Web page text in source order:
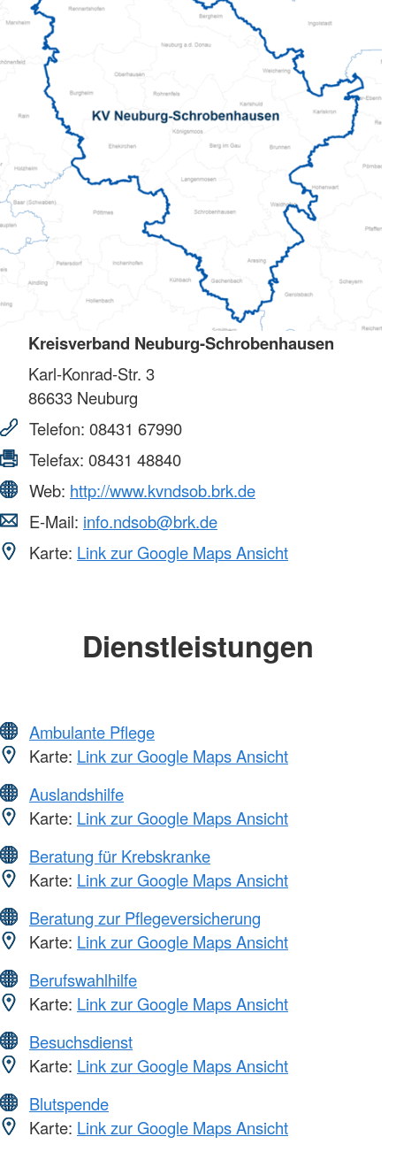
Kreisverband Neuburg-Schrobenhausen
Karl-Konrad-Str. 3
86633 Neuburg
Telefon: 08431 67990
Telefax: 08431 48840
Web: http://www.kvndsob.brk.de
E-Mail: info.ndsob@brk.de
Karte: Link zur Google Maps Ansicht
Dienstleistungen
Ambulante Pflege
Karte: Link zur Google Maps Ansicht
Auslandshilfe
Karte: Link zur Google Maps Ansicht
Beratung für Krebskranke
Karte: Link zur Google Maps Ansicht
Beratung zur Pflegeversicherung
Karte: Link zur Google Maps Ansicht
Berufswahlhilfe
Karte: Link zur Google Maps Ansicht
Besuchsdienst
Karte: Link zur Google Maps Ansicht
Blutspende
Karte: Link zur Google Maps Ansicht